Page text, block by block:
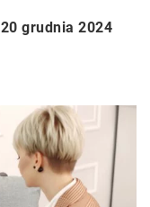
20 grudnia 2024